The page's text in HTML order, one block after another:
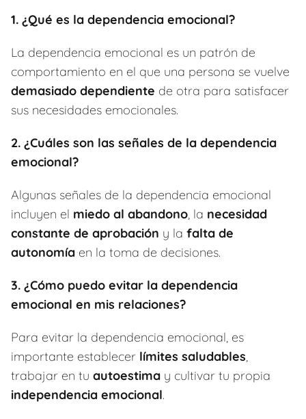
1. ¿Qué es la dependencia emocional?
La dependencia emocional es un patrón de
comportamiento en el que una persona se vuelve
demasiado dependiente de otra para satisfacer
sus necesidades emocionales.
2. ¿Cuáles son las señales de la dependencia
emocional?
Algunas señales de la dependencia emocional
incluyen el miedo al abandono, la necesidad
constante de aprobación y la falta de
autonomía en la toma de decisiones.
3. ¿Cómo puedo evitar la dependencia
emocional en mis relaciones?
Para evitar la dependencia emocional, es
importante establecer límites saludables,
trabajar en tu autoestima y cultivar tu propia
independencia emocional.